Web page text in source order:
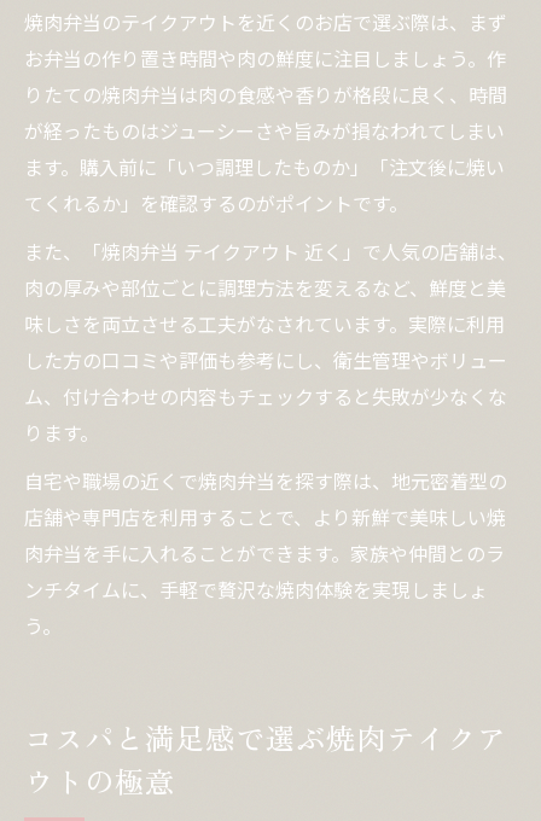
焼肉弁当のテイクアウトを近くのお店で選ぶ際は、まず
お弁当の作り置き時間や肉の鮮度に注目しましょう。作
りたての焼肉弁当は肉の食感や香りが格段に良く、時間
が経ったものはジューシーさや旨みが損なわれてしまい
ます。購入前に「いつ調理したものか」「注文後に焼い
てくれるか」を確認するのがポイントです。
また、「焼肉弁当 テイクアウト 近く」で人気の店舗は、
肉の厚みや部位ごとに調理方法を変えるなど、鮮度と美
味しさを両立させる工夫がなされています。実際に利用
した方の口コミや評価も参考にし、衛生管理やボリュー
ム、付け合わせの内容もチェックすると失敗が少なくな
ります。
自宅や職場の近くで焼肉弁当を探す際は、地元密着型の
店舗や専門店を利用することで、より新鮮で美味しい焼
肉弁当を手に入れることができます。家族や仲間とのラ
ンチタイムに、手軽で贅沢な焼肉体験を実現しましょ
う。
コスパと満足感で選ぶ焼肉テイクア
ウトの極意